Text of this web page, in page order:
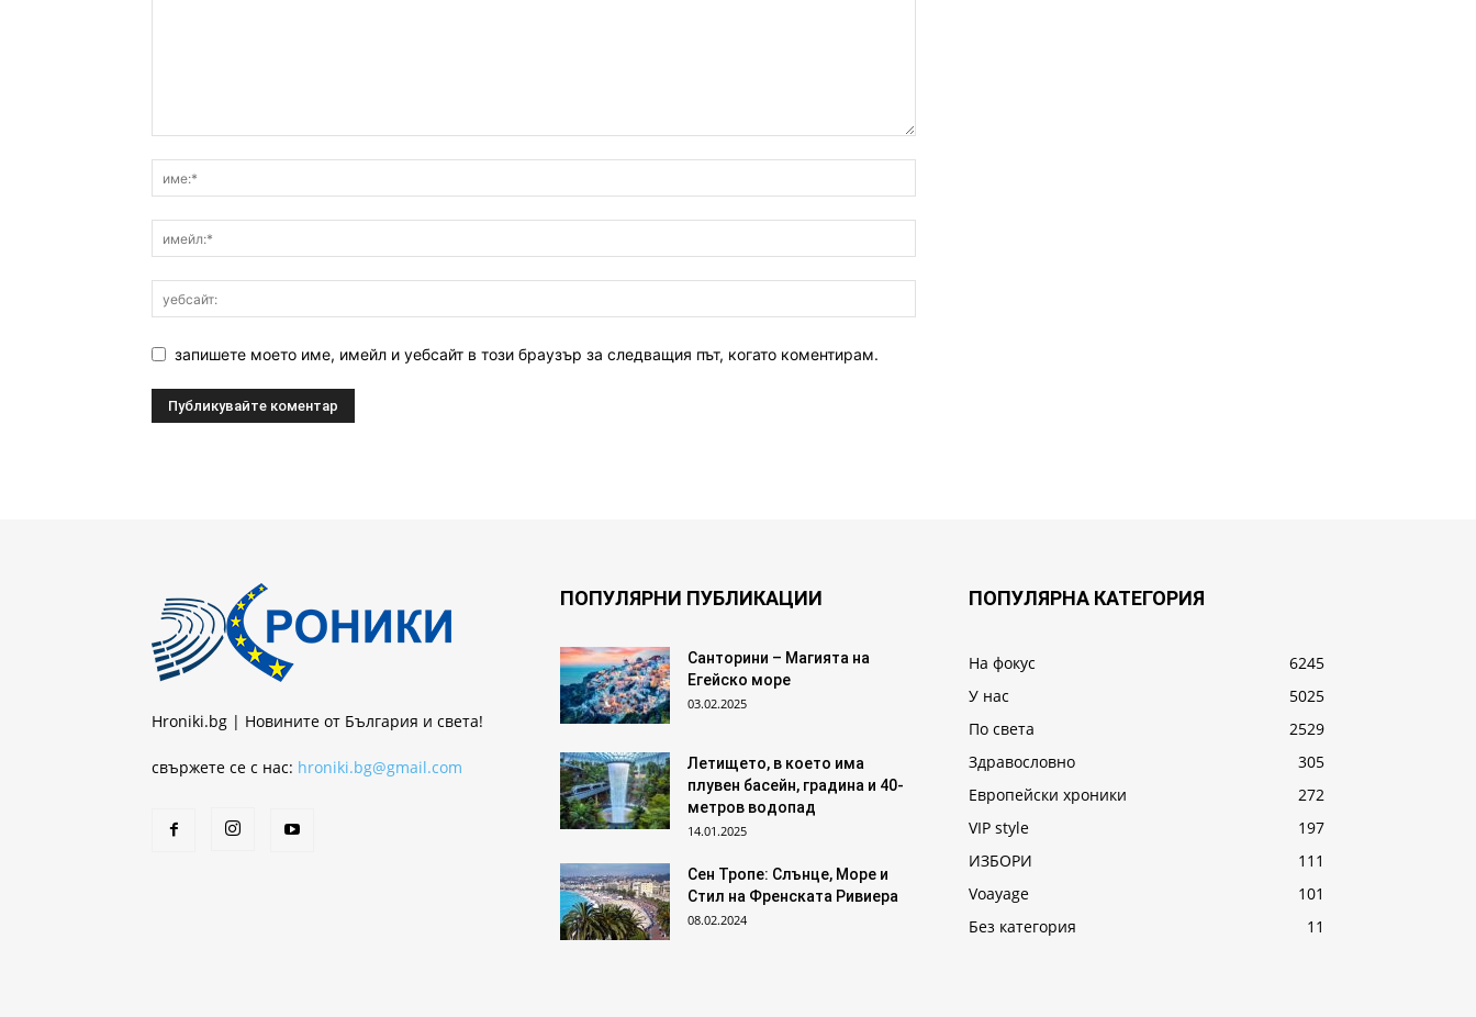
запишете моето име, имейл и уебсайт в този браузър за следващия път, когато коментирам.
Hroniki.bg | Новините от България и света!
свържете се с нас: hroniki.bg@gmail.com
ПОПУЛЯРНИ ПУБЛИКАЦИИ
Санторини – Магията на
Егейско море
03.02.2025
Летището, в което има
плувен басейн, градина и 40-
метров водопад
14.01.2025
Сен Тропе: Слънце, Море и
Стил на Френската Ривиера
08.02.2024
ПОПУЛЯРНА КАТЕГОРИЯ
На фокус
6245
У нас
5025
По света
2529
Здравословно
305
Европейски хроники
272
VIP style
197
ИЗБОРИ
111
Voayage
101
Без категория
11